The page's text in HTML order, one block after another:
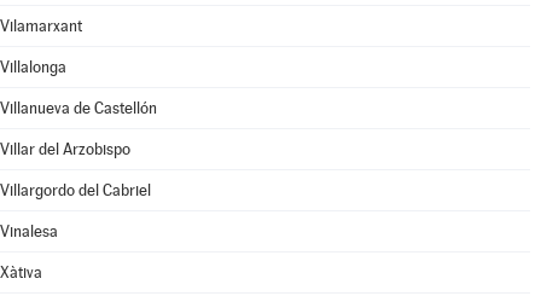
Vilamarxant
Villalonga
Villanueva de Castellón
Villar del Arzobispo
Villargordo del Cabriel
Vinalesa
Xàtiva